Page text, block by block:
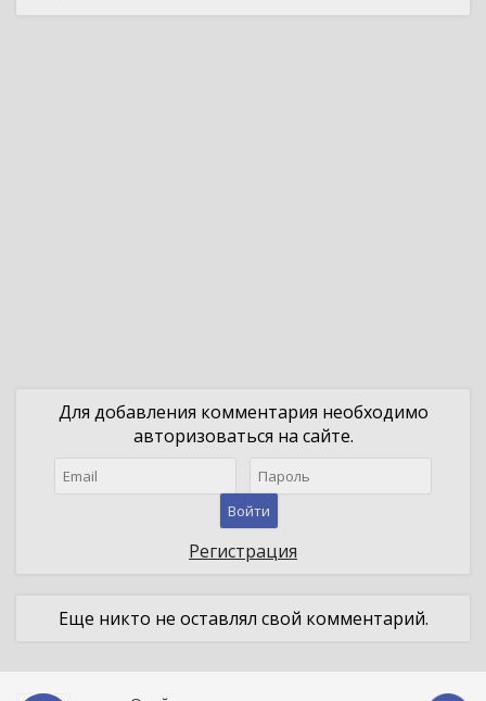
Для добавления комментария необходимо
авторизоваться на сайте.
Войти
Регистрация
Еще никто не оставлял свой комментарий.